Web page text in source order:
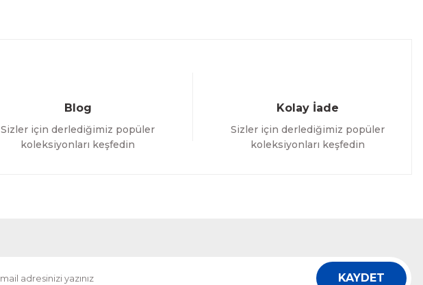
Blog
Sizler için derlediğimiz popüler
koleksiyonları keşfedin
Kolay İade
Sizler için derlediğimiz popüler
koleksiyonları keşfedin
KAYDET